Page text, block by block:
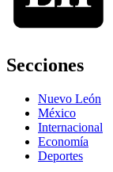
Secciones
Nuevo León
México
Internacional
Economía
Deportes